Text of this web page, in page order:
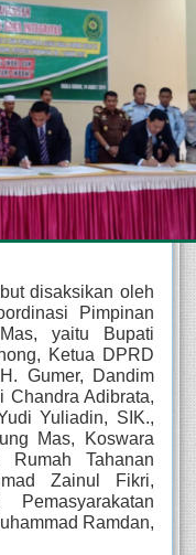
disaksikan oleh
Pimpinan
yaitu Bupati
Ketua DPRD
Gumer, Dandim
Chandra Adibrata,
Yuliadin, SIK.,
Mas, Koswara
Tahanan
Zainul Fikri,
Ramdan,